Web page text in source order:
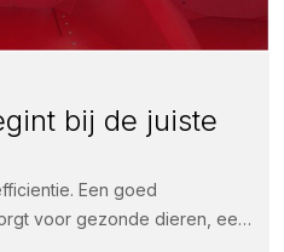
bij de juiste
Een goed
voor gezonde dieren, een